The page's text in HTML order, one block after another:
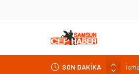
SON DAKİKA